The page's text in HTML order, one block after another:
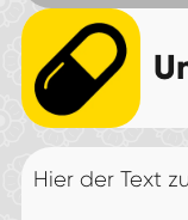
Hier der Text